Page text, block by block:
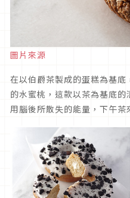
圖片來源
在以伯爵茶製成的蛋糕為基
的水蜜桃，這款以茶為基底
用腦後所散失的能量，下午茶